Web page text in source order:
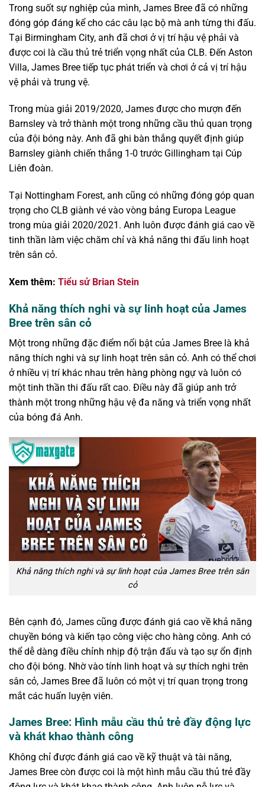
Trong suốt sự nghiệp của mình, James Bree đã có những
đóng góp đáng kể cho các câu lạc bộ mà anh từng thi đấu.
Tại Birmingham City, anh đã chơi ở vị trí hậu vệ phải và
được coi là cầu thủ trẻ triển vọng nhất của CLB. Đến Aston
Villa, James Bree tiếp tục phát triển và chơi ở cả vị trí hậu
vệ phải và trung vệ.
Trong mùa giải 2019/2020, James được cho mượn đến
Barnsley và trở thành một trong những cầu thủ quan trọng
của đội bóng này. Anh đã ghi bàn thắng quyết định giúp
Barnsley giành chiến thắng 1-0 trước Gillingham tại Cúp
Liên đoàn.
Tại Nottingham Forest, anh cũng có những đóng góp quan
trọng cho CLB giành vé vào vòng bảng Europa League
trong mùa giải 2020/2021. Anh luôn được đánh giá cao về
tinh thần làm việc chăm chỉ và khả năng thi đấu linh hoạt
trên sân cỏ.
Xem thêm: Tiểu sử Brian Stein
Khả năng thích nghi và sự linh hoạt của James
Bree trên sân cỏ
Một trong những đặc điểm nổi bật của James Bree là khả
năng thích nghi và sự linh hoạt trên sân cỏ. Anh có thể chơi
ở nhiều vị trí khác nhau trên hàng phòng ngự và luôn có
một tinh thần thi đấu rất cao. Điều này đã giúp anh trở
thành một trong những hậu vệ đa năng và triển vọng nhất
của bóng đá Anh.
Khả năng thích nghi và sự linh hoạt của James Bree trên sân
cỏ
Bên cạnh đó, James cũng được đánh giá cao về khả năng
chuyền bóng và kiến tạo công việc cho hàng công. Anh có
thể dễ dàng điều chỉnh nhịp độ trận đấu và tạo sự ổn định
cho đội bóng. Nhờ vào tính linh hoạt và sự thích nghi trên
sân cỏ, James Bree đã luôn có một vị trí quan trọng trong
mắt các huấn luyện viên.
James Bree: Hình mẫu cầu thủ trẻ đầy động lực
và khát khao thành công
Không chỉ được đánh giá cao về kỹ thuật và tài năng,
James Bree còn được coi là một hình mẫu cầu thủ trẻ đầy